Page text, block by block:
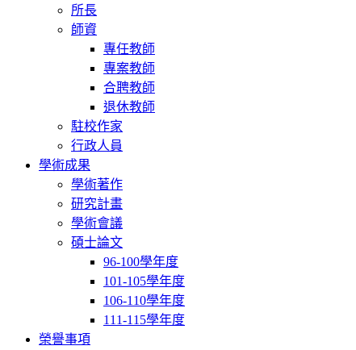
所長
師資
專任教師
專案教師
合聘教師
退休教師
駐校作家
行政人員
學術成果
學術著作
研究計畫
學術會議
碩士論文
96-100學年度
101-105學年度
106-110學年度
111-115學年度
榮譽事項